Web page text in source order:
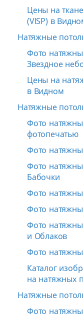
Цены на
(VISP) в
Натяжные
Фото
Звездное
Цены на
в Видном
Натяжные
Фото
фотопечатью
Фото
Фото
Бабочки
Фото
Фото
Фото
и Облаков
Фото
Каталог
на натяжных
Натяжные
Фото